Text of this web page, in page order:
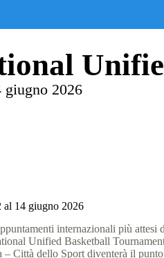
giugno 2026
al 14 giugno 2026
internazionali più attesi
Unified Basketball
Città dello Sport diventerà il